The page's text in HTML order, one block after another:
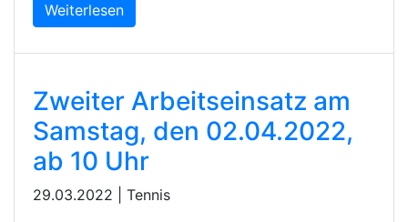
Weiterlesen
Zweiter Arbeitseinsatz am
Samstag, den 02.04.2022,
ab 10 Uhr
29.03.2022 Tennis